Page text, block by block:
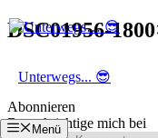
Zum
Inhalt
Unterwegs... 😎
Menü
DSC01956-
Abonnieren
Benachrichtige mich bei